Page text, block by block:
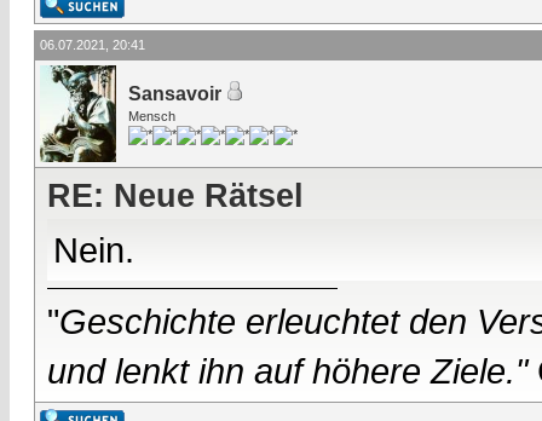
06.07.2021, 20:41
Sansavoir
Mensch
RE: Neue Rätsel
Nein.
"Geschichte erleuchtet den
und lenkt ihn auf höhere Ziele."